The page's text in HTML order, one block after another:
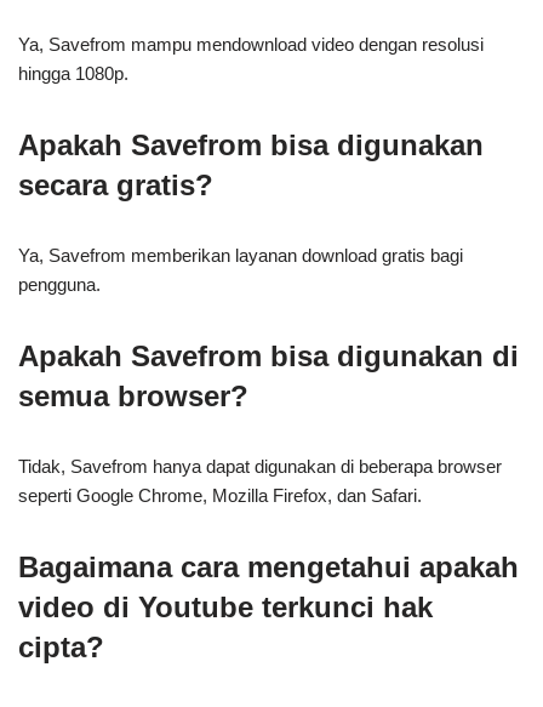
Ya, Savefrom mampu mendownload video dengan resolusi
hingga 1080p.
Apakah Savefrom bisa digunakan
secara gratis?
Ya, Savefrom memberikan layanan download gratis bagi
pengguna.
Apakah Savefrom bisa digunakan di
semua browser?
Tidak, Savefrom hanya dapat digunakan di beberapa browser
seperti Google Chrome, Mozilla Firefox, dan Safari.
Bagaimana cara mengetahui apakah
video di Youtube terkunci hak
cipta?